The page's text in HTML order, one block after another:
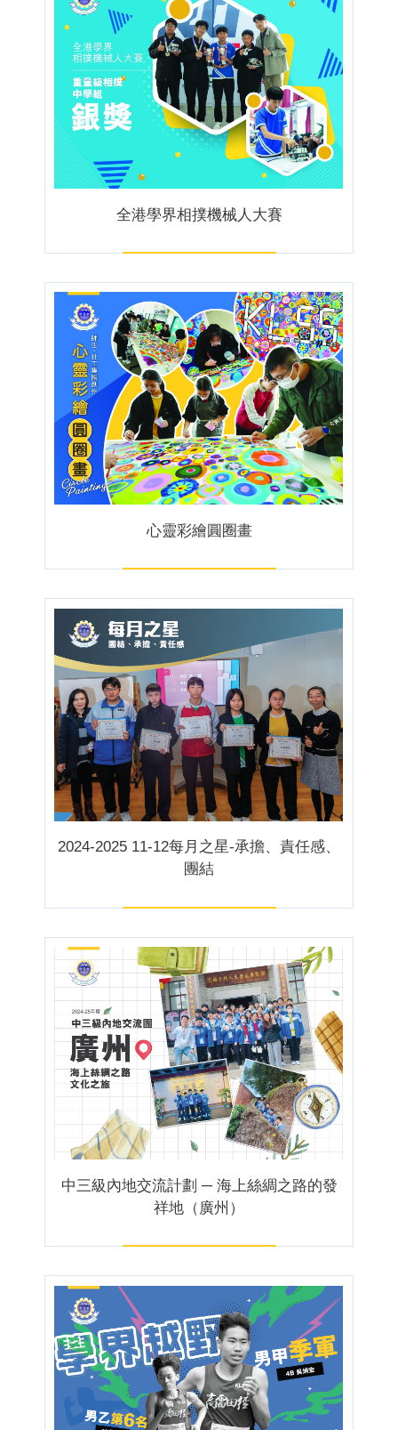
全港學界相撲機械人大賽
心靈彩繪圓圈畫
2024-2025 11-12每月之星-承擔、責任感、
團結
中三級內地交流計劃 ─ 海上絲綢之路的發
祥地（廣州）